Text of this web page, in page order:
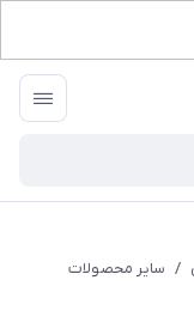
/ سایر محصولات